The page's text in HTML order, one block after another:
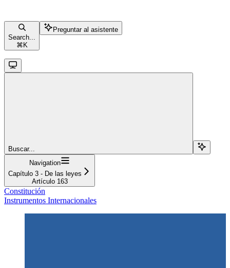
Search...
⌘ K
Preguntar al asistente
Buscar...
Navigation
Capítulo 3 - De las leyes
Artículo 163
Constitución
Instrumentos Internacionales